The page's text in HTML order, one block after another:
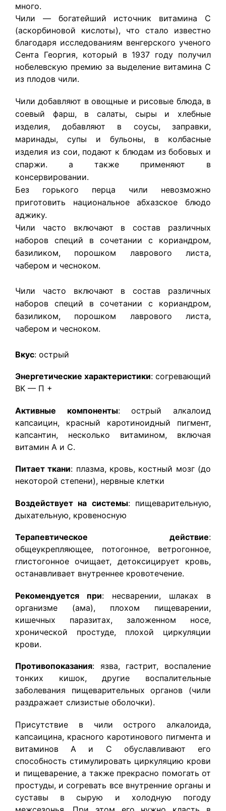
много.
Чили — богатейший источник витамина С
(аскорбиновой кислоты), что стало известно
благодаря исследованиям венгерского ученого
Сента Георгия, который в 1937 году получил
нобелевскую премию за выделение витамина С
из плодов чили.
Чили добавляют в овощные и рисовые блюда, в
соевый фарш, в салаты, сыры и хлебные
изделия, добавляют в соусы, заправки,
маринады, супы и бульоны, в колбасные
изделия из сои, подают к блюдам из бобовых и
спаржи. а также применяют в
консервировании.
Без горького перца чили невозможно
приготовить национальное абхазское блюдо
аджику.
Чили часто включают в состав различных
наборов специй в сочетании с кориандром,
базиликом, порошком лаврового листа,
чабером и чесноком.
Чили часто включают в состав различных
наборов специй в сочетании с кориандром,
базиликом, порошком лаврового листа,
чабером и чесноком.
Вкус: острый
Энергетические характеристики: согревающий
ВК — П +
Активные компоненты: острый алкалоид
капсаицин, красный каротиноидный пигмент,
капсантин, несколько витамином, включая
витамин А и С.
Питает ткани: плазма, кровь, костный мозг (до
некоторой степени), нервные клетки
Воздействует на системы: пищеварительную,
дыхательную, кровеносную
Терапевтическое действие:
общеукрепляющее, потогонное, ветрогонное,
глистогонное очищает, детоксицирует кровь,
останавливает внутреннее кровотечение.
Рекомендуется при: несварении, шлаках в
организме (ама), плохом пищеварении,
кишечных паразитах, заложенном носе,
хронической простуде, плохой циркуляции
крови.
Противопоказания: язва, гастрит, воспаление
тонких кишок, другие воспалительные
заболевания пищеварительных органов (чили
раздражает слизистые оболочки).
Присутствие в чили острого алкалоида,
капсаицина, красного каротинового пигмента и
витаминов А и С обуславливают его
способность стимулировать циркуляцию крови
и пищеварение, а также прекрасно помогать от
простуды, и согревать все внутренние органы и
суставы в сырую и холодную погоду